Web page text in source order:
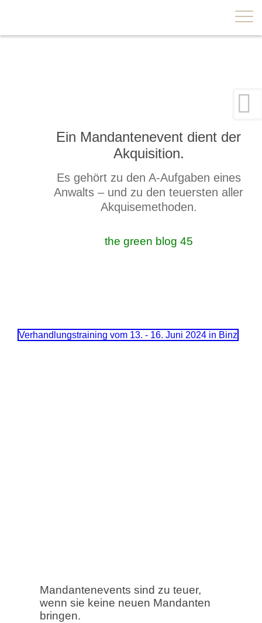
×
Ein Mandantenevent dient der
Akquisition.
Es gehört zu den A-Aufgaben eines
Anwalts – und zu den teuersten aller
Akquisemethoden.
the green blog 45
Verhandlungstraining vom 13. - 16. Juni 2024 in Binz
Mandantenevents sind zu teuer,
wenn sie keine neuen Mandanten
bringen.